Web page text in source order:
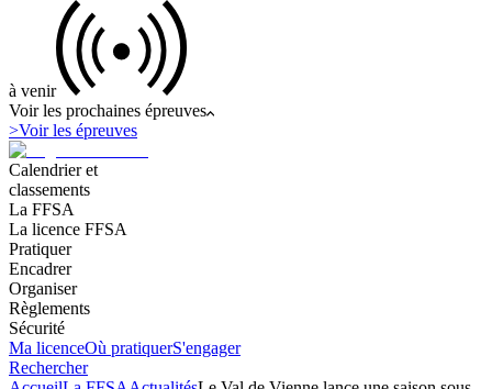
à venir
Voir les prochaines épreuves
>Voir les épreuves
Calendrier et
classements
La FFSA
La licence FFSA
Pratiquer
Encadrer
Organiser
Règlements
Sécurité
Ma licenceOù pratiquerS'engager
Rechercher